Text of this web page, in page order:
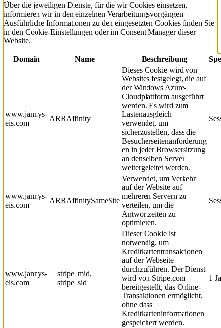
Über die jeweiligen Dienste, für die wir Cookies einsetzen,
informieren wir in den einzelnen Verarbeitungsvorgängen.
Ausführliche Informationen zu den eingesetzten Cookies finden Sie
in den Cookie-Einstellungen oder im Consent Manager dieser
Website.
Domain Name Beschreibung
www.jannys-
eis.com
ARRAffinity
Dieses Cookie wird von
Websites festgelegt, die auf
der Windows Azure-
Cloudplattform ausgeführt
werden. Es wird zum
Lastenausgleich
verwendet, um
sicherzustellen, dass die
Besucherseitenanforderung
en in jeder Browsersitzung
an denselben Server
weitergeleitet werden.
www.jannys-
eis.com
ARRAffinitySameSite
Verwendet, um Verkehr
auf der Website auf
mehreren Servern zu
verteilen, um die
Antwortzeiten zu
optimieren.
www.jannys-
eis.com
__stripe_mid,
__stripe_sid
Dieser Cookie ist
notwendig, um
Kreditkartentransaktionen
auf der Webseite
durchzuführen. Der Dienst
wird von Stripe.com
bereitgestellt, das Online-
Transaktionen ermöglicht,
ohne dass
Kreditkarteninformationen
gespeichert werden.
1